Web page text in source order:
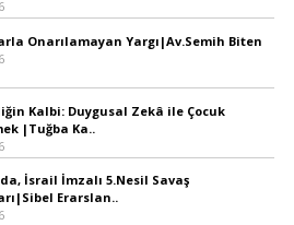
Onarılamayan Yargı|Av.Semih Biten
Kalbi: Duygusal Zekâ ile Çocuk
|Tuğba Ka..
İsrail İmzalı 5.Nesil Savaş
Erarslan..